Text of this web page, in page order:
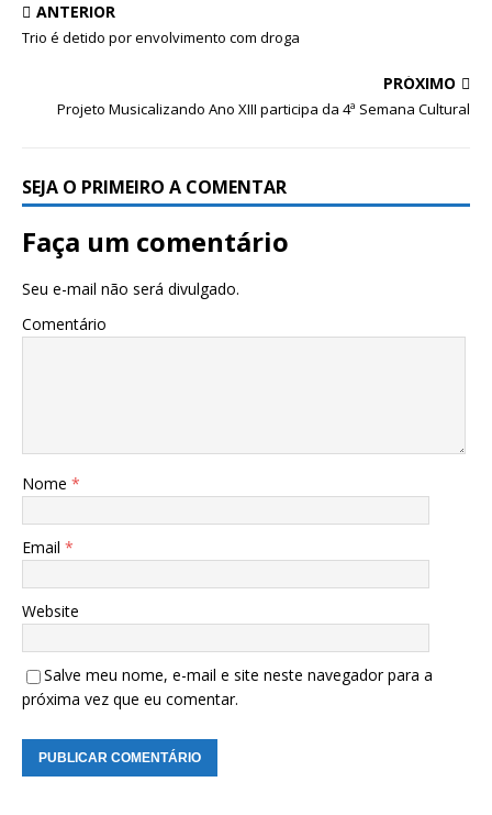
ANTERIOR
Trio é detido por envolvimento com droga
PRÓXIMO
Projeto Musicalizando Ano XIII participa da 4ª Semana Cultural
SEJA O PRIMEIRO A COMENTAR
Faça um comentário
Seu e-mail não será divulgado.
Comentário
Nome *
Email *
Website
Salve meu nome, e-mail e site neste navegador para a
próxima vez que eu comentar.